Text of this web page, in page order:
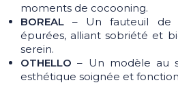
moments de cocooning.
BOREAL
– Un fauteuil de
épurées, alliant sobriété et
serein.
OTHELLO – Un modèle au
esthétique soignée et